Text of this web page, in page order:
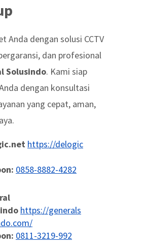
Anda dengan solusi CCTV
dan profesional
Solusindo. Kami siap
dengan konsultasi
yang cepat, aman,
https://delogic
0858-8882-4282
https://generals
0811-3219-992